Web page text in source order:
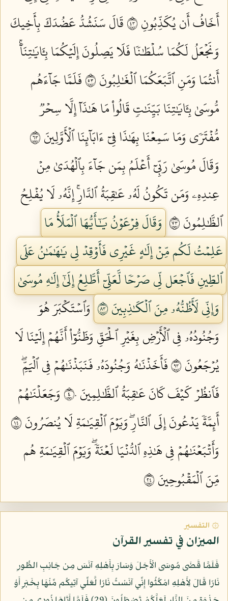
أَخَافُ أَن يُكَذِّبُونِ ٣٤
قَالَ سَنَشُدُّ عَضُدَكَ بِأَخِيكَ
وَنَجۡعَلُ لَكُمَا سُلۡطَٰنٗا فَلَا يَصِلُونَ إِلَيۡكُمَا بِـَٔايَٰتِنَآۚ
أَنتُمَا وَمَنِ ٱتَّبَعَكُمَا ٱلۡغَٰلِبُونَ ٣٥
فَلَمَّا جَآءَهُم
مُّوسَىٰ بِـَٔايَٰتِنَا بَيِّنَٰتٖ قَالُواْ مَا هَٰذَآ إِلَّا سِحۡرٞ
مُّفۡتَرٗى وَمَا سَمِعۡنَا بِهَٰذَا فِيٓ ءَابَآئِنَا ٱلۡأَوَّلِينَ ٣٦
وَقَالَ مُوسَىٰ رَبِّيٓ أَعۡلَمُ بِمَن جَآءَ بِٱلۡهُدَىٰ مِنۡ
عِندِهِۦ وَمَن تَكُونُ لَهُۥ عَٰقِبَةُ ٱلدَّارِۚ إِنَّهُۥ لَا يُفۡلِحُ
ٱلظَّٰلِمُونَ ٣٧
وَقَالَ فِرۡعَوۡنُ يَٰٓأَيُّهَا ٱلۡمَلَأُ مَا
عَلِمۡتُ لَكُم مِّنۡ إِلَٰهٍ غَيۡرِي فَأَوۡقِدۡ لِي يَٰهَٰمَٰنُ عَلَى
ٱلطِّينِ فَٱجۡعَل لِّي صَرۡحٗا لَّعَلِّيٓ أَطَّلِعُ إِلَىٰٓ إِلَٰهِ مُوسَىٰ
وَإِنِّي لَأَظُنُّهُۥ مِنَ ٱلۡكَٰذِبِينَ ٣٨
وَٱسۡتَكۡبَرَ هُوَ
وَجُنُودُهُۥ فِي ٱلۡأَرۡضِ بِغَيۡرِ ٱلۡحَقِّ وَظَنُّوٓاْ أَنَّهُمۡ إِلَيۡنَا لَا
يُرۡجَعُونَ ٣٩
فَأَخَذۡنَٰهُ وَجُنُودَهُۥ فَنَبَذۡنَٰهُمۡ فِي ٱلۡيَمِّۖ
فَٱنظُرۡ كَيۡفَ كَانَ عَٰقِبَةُ ٱلظَّٰلِمِينَ ٤٠
وَجَعَلۡنَٰهُمۡ
أَئِمَّةٗ يَدۡعُونَ إِلَى ٱلنَّارِۖ وَيَوۡمَ ٱلۡقِيَٰمَةِ لَا يُنصَرُونَ ٤١
وَأَتۡبَعۡنَٰهُمۡ فِي هَٰذِهِ ٱلدُّنۡيَا لَعۡنَةٗۖ وَيَوۡمَ ٱلۡقِيَٰمَةِ هُم
مِّنَ ٱلۡمَقۡبُوحِينَ ٤٢
۞ التفسير
الميزان في تفسير القرآن
فَلَمَّا قَضَى مُوسَى الْأَجَلَ وَسَارَ بِأَهْلِهِ آنَسَ مِن جَانِبِ الطُّورِ
نَارًا قَالَ لِأَهْلِهِ امْكُثُوا إِنِّي آنَسْتُ نَارًا لَّعَلِّي آتِيكُم مِّنْهَا بِخَبَرٍ أَوْ